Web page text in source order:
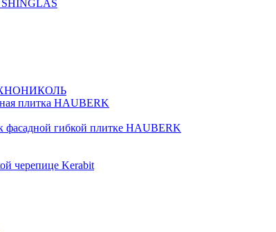
SHINGLAS
плитка HAUBERK
гибкой плитке HAUBERK
черепице Kerabit